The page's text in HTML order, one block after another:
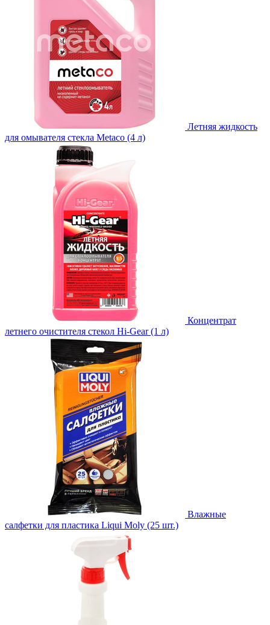
Летняя жидкость
для омывателя стекла Metaco (4 л)
Концентрат
летнего очистителя стекол Hi-Gear (1 л)
Влажные
салфетки для пластика Liqui Moly (25 шт.)